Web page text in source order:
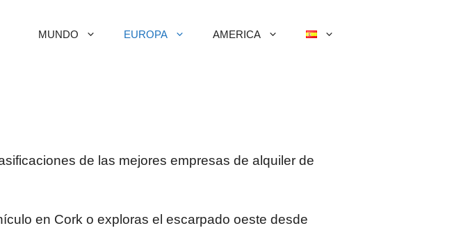
MUNDO EUROPA AMERICA
de las mejores empresas de alquiler de
en Cork o exploras el escarpado oeste desde